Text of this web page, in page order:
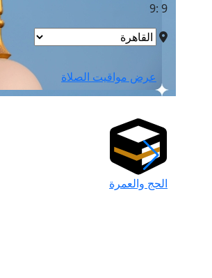
9 :9
عرض مواقيت الصلاة
الحج والعمرة